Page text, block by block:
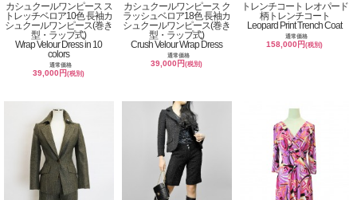
カシュクールワンピース ス
トレッチベロア10色 長袖カ
シュクールワンピース(巻き
型・ラップ式)
Wrap Velour Dress in 10
colors
通常価格
39,000円(税別)
カシュクールワンピース ク
ラッシュベロア18色 長袖カ
シュクールワンピース(巻き
型・ラップ式)
Crush Velour Wrap Dress
通常価格
39,000円(税別)
トレンチコート レオパード
柄トレンチコート
Leopard Print Trench Coat
通常価格
158,000円(税別)